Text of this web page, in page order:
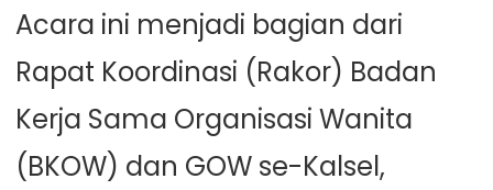
Acara ini menjadi bagian dari
Rapat Koordinasi (Rakor) Badan
Kerja Sama Organisasi Wanita
(BKOW) dan GOW se-Kalsel,